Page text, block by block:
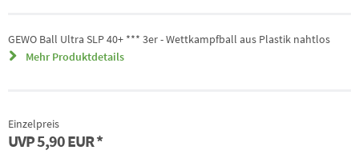
GEWO Ball Ultra SLP 40+ *** 3er - Wettkampfball aus Plastik nahtlos
Mehr Produktdetails
Einzelpreis
UVP5,90 EUR